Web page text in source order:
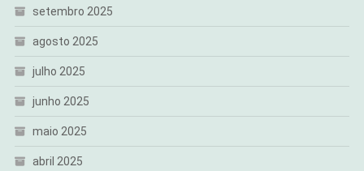
setembro 2025
agosto 2025
julho 2025
junho 2025
maio 2025
abril 2025